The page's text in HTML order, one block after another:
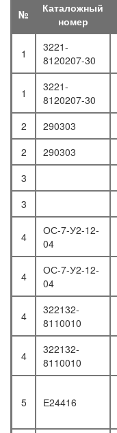
№
Каталожный
номер
1
3221-
8120207-30
1
3221-
8120207-30
2 290303
2
290303
3
3
4
ОС-7-У2-12-
04
4
ОС-7-У2-12-
04
4
322132-
8110010
4
322132-
8110010
5 Е24416